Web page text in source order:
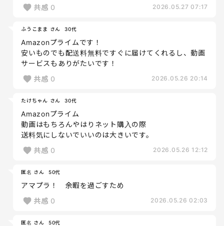
共感 0 2026.05.27 07:17
ふうこまま さん 30代
Amazonプライムです！
安いものでも配送料無料ですぐに届けてくれるし、動画
サービスもありがたいです！
共感 0 2026.05.26 20:14
たけちゃん さん 30代
Amazonプライム
動画はもちろんやはりネット購入の際
送料気にしないでいいのは大きいです。
共感 0 2026.05.26 12:12
匿名 さん 50代
アマプラ！ 余暇を過ごすため
共感 0 2026.05.26 02:03
匿名 さん 50代